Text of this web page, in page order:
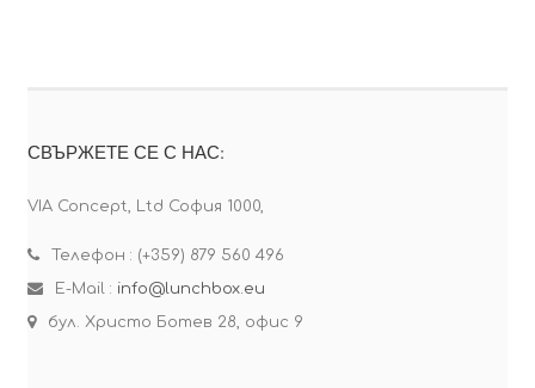
СВЪРЖЕТЕ СЕ С НАС:
VIA Concept, Ltd София 1000,
Телефон : (+359) 879 560 496
E-Mail : info@lunchbox.eu
бул. Христо Ботев 28, офис 9